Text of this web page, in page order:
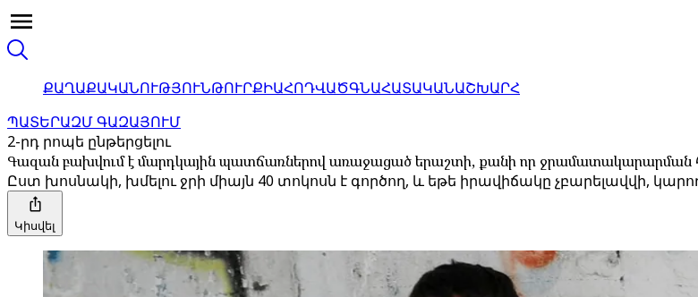
ՔԱՂԱՔԱԿԱՆՈՒԹՅՈՒՆԹՈՒՐՔԻԱՀՈԴՎԱԾԳՆԱՀԱՏԱԿԱՆԱՇԽԱՐՀ
ՊԱՏԵՐԱԶՄ ԳԱԶԱՅՈՒՄ
2-րդ րոպե ընթերցելու
Գազան բախվում է մարդկային պատճառներով առաջացած երաշտի, քանի որ ջրամատակարարման
Ըստ խոսնակի, խմելու ջրի միայն 40 տոկոսն է գործող, և եթե իրավիճակը չբարելավվի,
Կիսվել